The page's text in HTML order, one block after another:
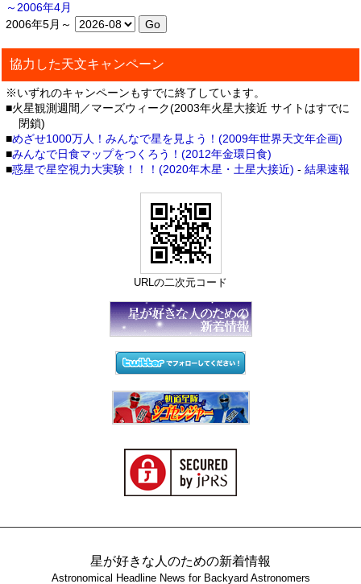
～2006年4月
2006年5月～
協力した天文キャンペーン
※いずれのキャンペーンもすでに終了しています。
■火星観測週間／マーズウィーク(2003年火星大接近 サイトはすでに
閉鎖)
■めざせ1000万人！みんなで星を見よう！(2009年世界天文年企画)
■みんなで日食マップをつくろう！(2012年金環日食)
■惑星で星空視力大実験！！！(2020年木星・土星大接近) - 結果速報
URLの二次元コード
星が好きな人のための新着情報
Astronomical Headline News for Backyard Astronomers